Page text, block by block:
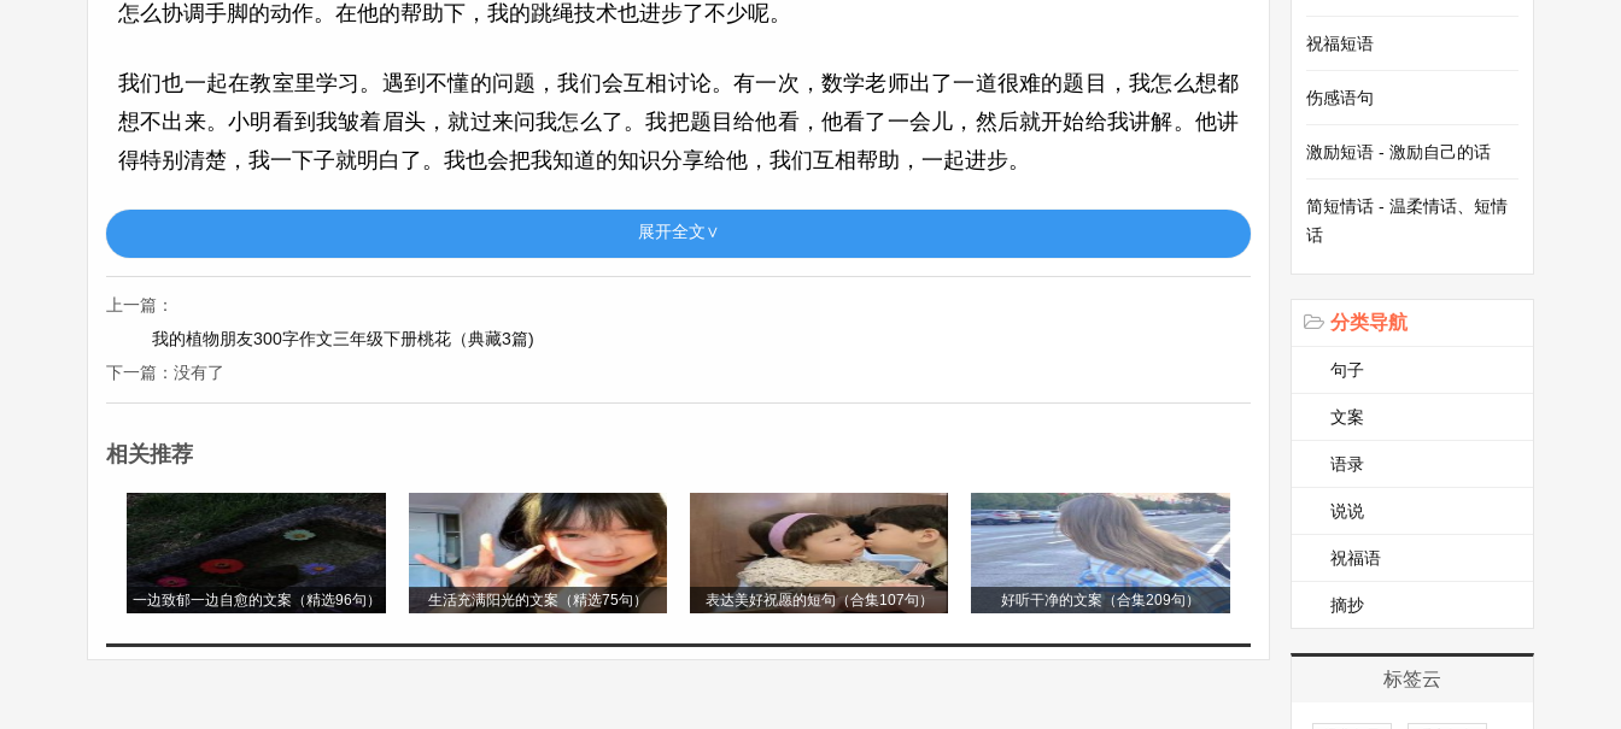
怎么协调手脚的动作。在他的帮助下，我的跳绳技术也进步了不少呢。
我们也一起在教室里学习。遇到不懂的问题，我们会互相讨论。有一次，数学老师出了一道很难的题目，我怎么想都
想不出来。小明看到我皱着眉头，就过来问我怎么了。我把题目给他看，他看了一会儿，然后就开始给我讲解。他讲
得特别清楚，我一下子就明白了。我也会把我知道的知识分享给他，我们互相帮助，一起进步。
我的朋友小明就是这样一个可爱又友善的人，我很喜欢和他在一起。
我的朋友二年级作文第3篇
我的朋友二年级作文
小明长得特别可爱。他有一头乌黑亮丽的头发，就像黑色的绸缎一样。他的眼睛大大的，像两颗闪闪发光的黑宝石。
每次笑起来的时候，眼睛就会眯成一条缝，特别有趣。他还有一张红红的小嘴巴，就像小樱桃似的。
我们经常一起在学校里玩耍。课间休息的时候，我们会在操场上玩捉迷藏。操场旁边有很多大树，那些大树就像一把
把绿色的大伞。我们就在这些“大伞”之间跑来跑去。小明跑得可快啦，每次我都要费好大的力气才能找到他。有时候
我们也会一起跳绳，他跳绳的样子特别滑稽，像一只活泼的小兔子在蹦蹦跳跳。
展开全文∨
上一篇：
我的植物朋友300字作文三年级下册桃花（典藏3篇)
下一篇：没有了
相关推荐
一边致郁一边自愈的文案（精选96句） 生活充满阳光的文案（精选75句） 表达美好祝愿的短句（合集107句） 好听干净的文案（合集209句）
祝福短语
伤感语句
激励短语 - 激励自己的话
简短情话 - 温柔情话、短情
话
分类导航
句子
文案
语录
说说
祝福语
摘抄
标签云